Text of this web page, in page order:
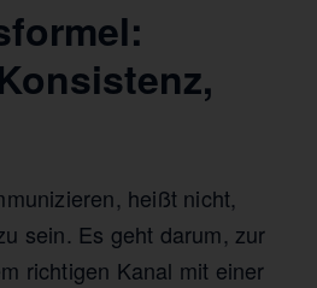
heißt nicht,
sein. Es geht darum, zur
richtigen Kanal mit einer